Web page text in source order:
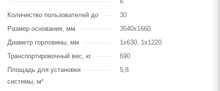
Количество пользователей до
30
Размер основания, мм
3540х1660
Диаметр горловины, мм
1х630, 1х1220
Транспортировочный вес, кг
690
Площадь для установки
системы, м²
5,8